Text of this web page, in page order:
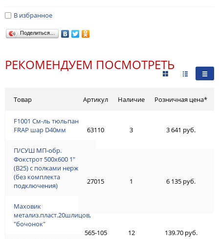
В избранное
Поделиться…
РЕКОМЕНДУЕМ ПОСМОТРЕТЬ
Товар
F1001 См-ль тюльпан
FRAP шар D40мм
П/СУШ МП-обр.
Фокстрот 500х600 1"
(В25) с полками нерж.
(без комплекта
подключения)
Маховик
метализ.пласт.20шлицов,
"бочонок"
Артикул Наличие Розничная цена*
63110 3 3 641 руб.
27015 1 6 135 руб.
565-105 12 139.70 руб.